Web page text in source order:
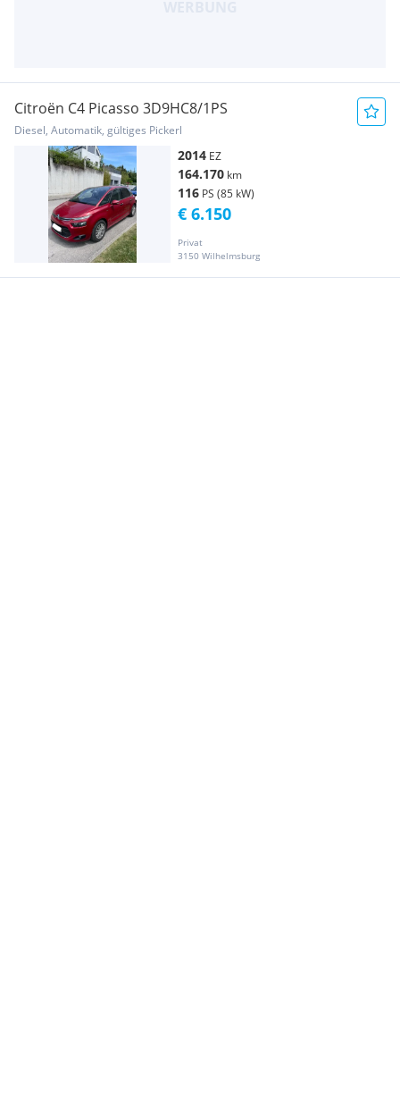
Citroën C4 Picasso 3D9HC8/1PS
Diesel, Automatik, gültiges Pickerl
2014 EZ
164.170 km
116 PS (85 kW)
Privat
3150 Wilhelmsburg
€ 6.150